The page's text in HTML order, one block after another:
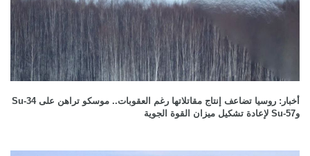
أخبار: روسيا تضاعف إنتاج مقاتلاتها رغم العقوبات.. موسكو تراهن على Su-34
وSu-57 لإعادة تشكيل ميزان القوة الجوية